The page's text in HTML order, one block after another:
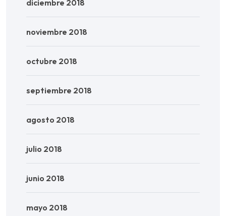
diciembre 2018
noviembre 2018
octubre 2018
septiembre 2018
agosto 2018
julio 2018
junio 2018
mayo 2018